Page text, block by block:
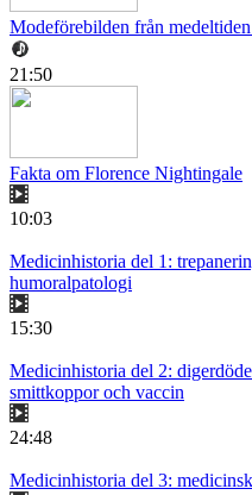
Modeförebilden från
21:50
Fakta om Florence Nightingale
10:03
Medicinhistoria del 1:
humoralpatologi
15:30
Medicinhistoria del 2:
smittkoppor och vaccin
24:48
Medicinhistoria del 3: